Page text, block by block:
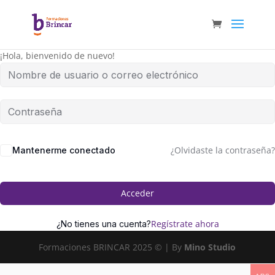
¡Hola, bienvenido de nuevo!
Mantenerme conectado ¿Olvidaste la contraseña?
Acceder
¿No tienes una cuenta?Regístrate ahora
Formaciones BRINCAR 2025 © | By Mino Studio